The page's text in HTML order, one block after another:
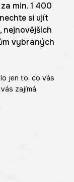
min. 1 400
si ujít
nejnovějších
vybraných
jen to, co vás
zajímá: